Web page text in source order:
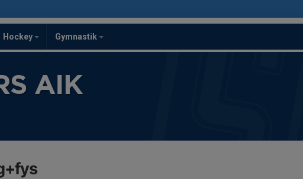
Hockey Gymnastik
AIK